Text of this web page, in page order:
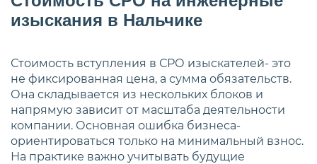
изыскания в Нальчике
Стоимость вступления в СРО изыскателей- это
не фиксированная цена, а сумма обязательств.
Она складывается из нескольких блоков и
напрямую зависит от масштаба деятельности
компании. Основная ошибка бизнеса-
ориентироваться только на минимальный взнос.
На практике важно учитывать будущие